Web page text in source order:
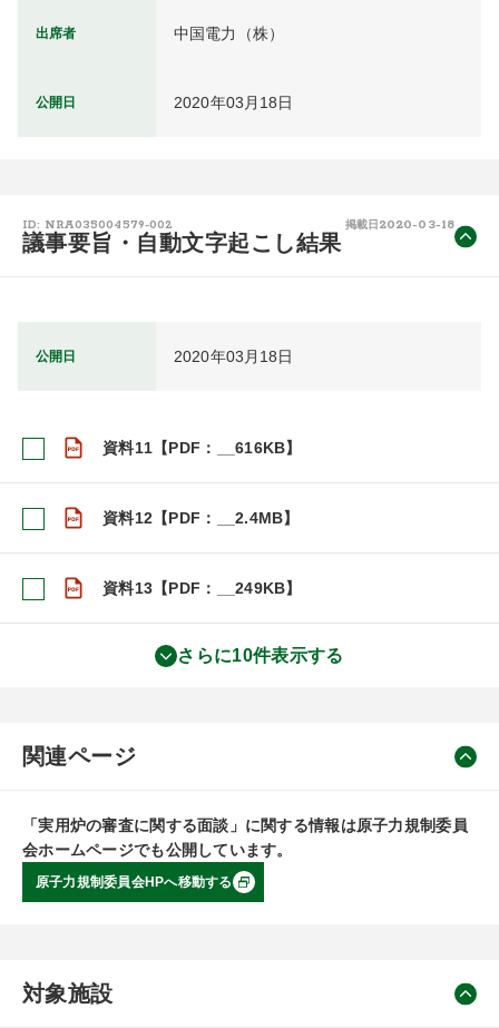
出席者 中国電力（株）
公開日 2020年03月18日
ID: NRA035004579-002 掲載日 2020-03-18
議事要旨・自動文字起こし結果
公開日 2020年03月18日
資料11【PDF：__616KB】
資料12【PDF：__2.4MB】
資料13【PDF：__249KB】
さらに10件表示する
関連ページ
「実用炉の審査に関する面談」に関する情報は原子力規制委員
会ホームページでも公開しています。
原子力規制委員会HPへ移動する
対象施設